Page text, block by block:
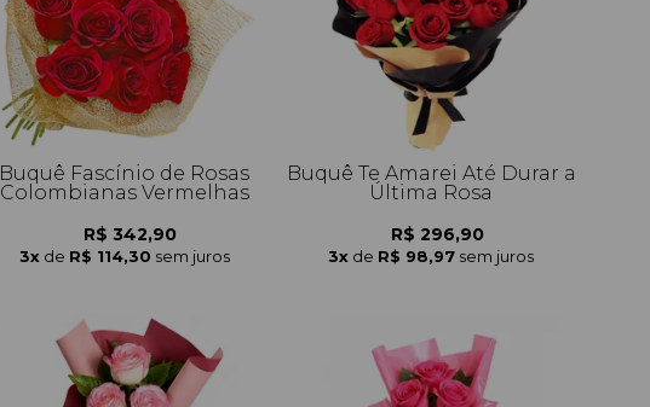
Buquê Fascínio de Rosas
Colombianas Vermelhas
R$ 342,90
3x de R$ 114,30 sem juros
Buquê Te Amarei Até Durar a
Última Rosa
R$ 296,90
3x de R$ 98,97 sem juros